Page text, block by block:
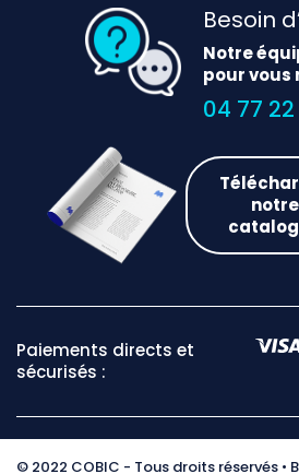
Besoin
Notre
pour vous
04 77
notre
Paiements directs et
sécurisés :
© 2022 COBIC - Tous droits réservés •